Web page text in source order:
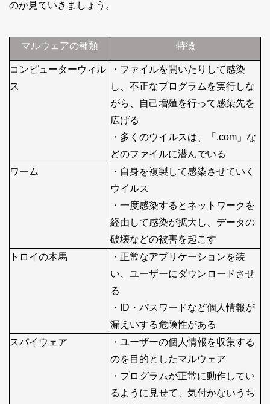
のか見ていきましょう。
マルウェアの種類 特徴
コンピューターウィル
ス
・ファイルを開いたりして感染
し、不正なプログラムを実行しな
がら、自己増殖を行って感染先を
広げる
・多くのウイルスは、「.com」な
どのファイルに潜んでいる
ワーム
・自身を複製して感染させていく
ウイルス
・一度感染するとネットワークを
経由して感染が拡大し、データの
破壊などの被害を起こす
トロイの木馬
・正常なアプリケーションを装
い、ユーザーにダウンロードさせ
る
・ID・パスワードなど個人情報が
漏えいする危険性がある
スパイウェア
・ユーザーの個人情報を収集する
のを目的としたマルウェア
・プログラムが正常に動作してい
るように見せて、気付かないうち